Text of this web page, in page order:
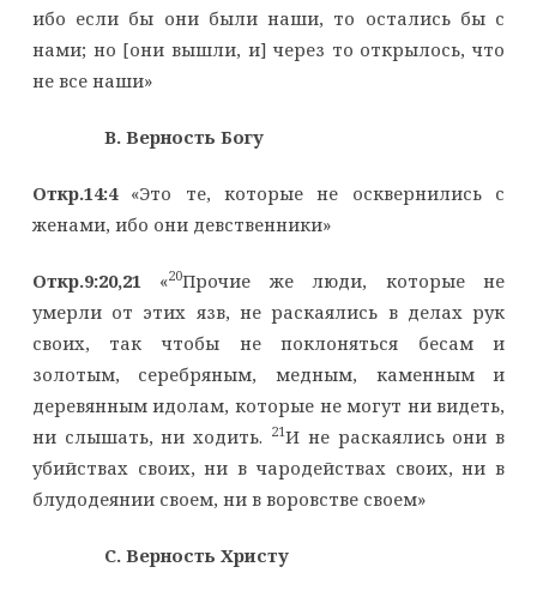
ибо если бы они были наши, то остались бы с
нами; но [они вышли, и] через то открылось, что
не все наши»
B. Верность Богу
Откр.14:4«Это те, которые не осквернились с
женами, ибо они девственники»
Откр.9:20,21 «20Прочие же люди, которые не
умерли от этих язв, не раскаялись в делах рук
своих, так чтобы не поклоняться бесам и
золотым, серебряным, медным, каменным и
деревянным идолам, которые не могут ни видеть,
ни слышать, ни ходить. 21И не раскаялись они в
убийствах своих, ни в чародействах своих, ни в
блудодеянии своем, ни в воровстве своем»
C. Верность Христу